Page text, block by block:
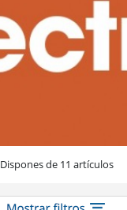
Dispones de 11 artículos